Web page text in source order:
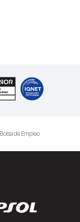
Bolsa de Empleo